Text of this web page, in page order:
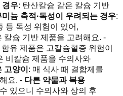
경우: 탄산칼슘 같은 칼슘 기반
미늄 축적·독성이 우려되는 경우:
등 독성 위험이 있어,
칼슘 기반 제품을 고려해요. -
함유 제품은 고칼슘혈증 위험이
비칼슘 제품을 수의사와
고양이 : 매 식사 때 결합제를
요. - 다른 약물과 복용
있으니 수의사와 상의 후